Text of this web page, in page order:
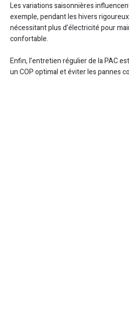
Les variations saisonnières
exemple, pendant les hivers
nécessitant plus d’électricité pour
confortable.
Enfin, l’entretien régulier de la PAC
un COP optimal et éviter les pannes